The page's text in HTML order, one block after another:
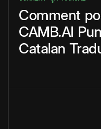
Comment
CAMB.AI
Catalan